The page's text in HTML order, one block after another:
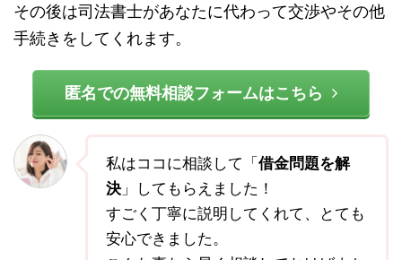
その後は司法書士があなたに代わって交渉やその他
手続きをしてくれます。
匿名での無料相談フォームはこちら
私はココに相談して「借金問題を解
決」してもらえました！
すごく丁寧に説明してくれて、とても
安心できました。